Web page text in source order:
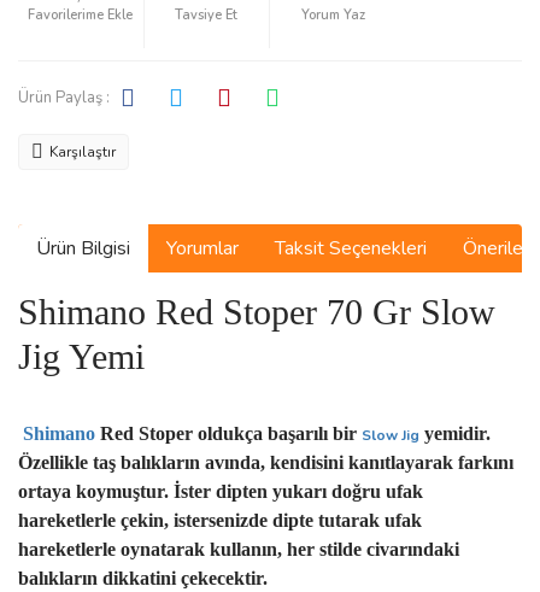
Tavsiye Et Yorum Yaz
Ürün Paylaş :
Karşılaştır
Ürün Bilgisi Yorumlar Taksit Seçenekleri
Shimano Red Stoper 70 Gr Slow
Jig Yemi
Shimano Red Stoper oldukça başarılı bir Slow Jig yemidir.
Özellikle taş balıkların avında, kendisini kanıtlayarak farkını
ortaya koymuştur. İster dipten yukarı doğru ufak
hareketlerle çekin, istersenizde dipte tutarak ufak
hareketlerle oynatarak kullanın, her stilde civarındaki
balıkların dikkatini çekecektir.